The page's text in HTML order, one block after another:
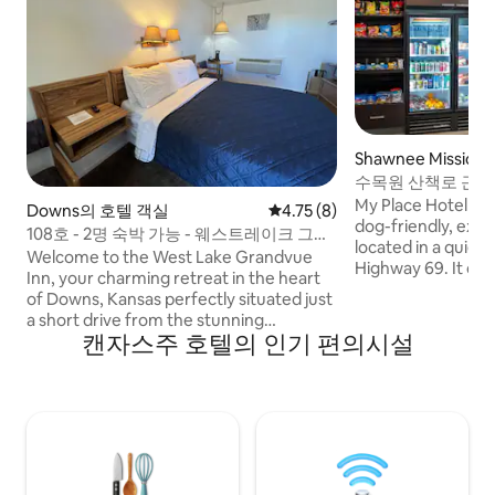
Downs의 호텔 객실 평점 4.75점(5점 만점), 후기 8
4.75 (8)
108호 - 2명 숙박 가능 - 웨스트레이크 그랜
드뷰 인
Welcome to the West Lake Grandvue
Inn, your charming retreat in the heart
of Downs, Kansas perfectly situated just
a short drive from the stunning
Waconda Lake. Enjoy complimentary
high-speed Wi-Fi and a flat-screen smart
day of exploration or business. We look
forward to making your stay in Downs,
Shawnee Mission
수목원 산책로 근
장기 숙박
My Place Hotel –
dog-friendly,
located in a quiet
Highway 69. It
stays. Its
access to local
캔자스주 호텔의 인기 편의시설